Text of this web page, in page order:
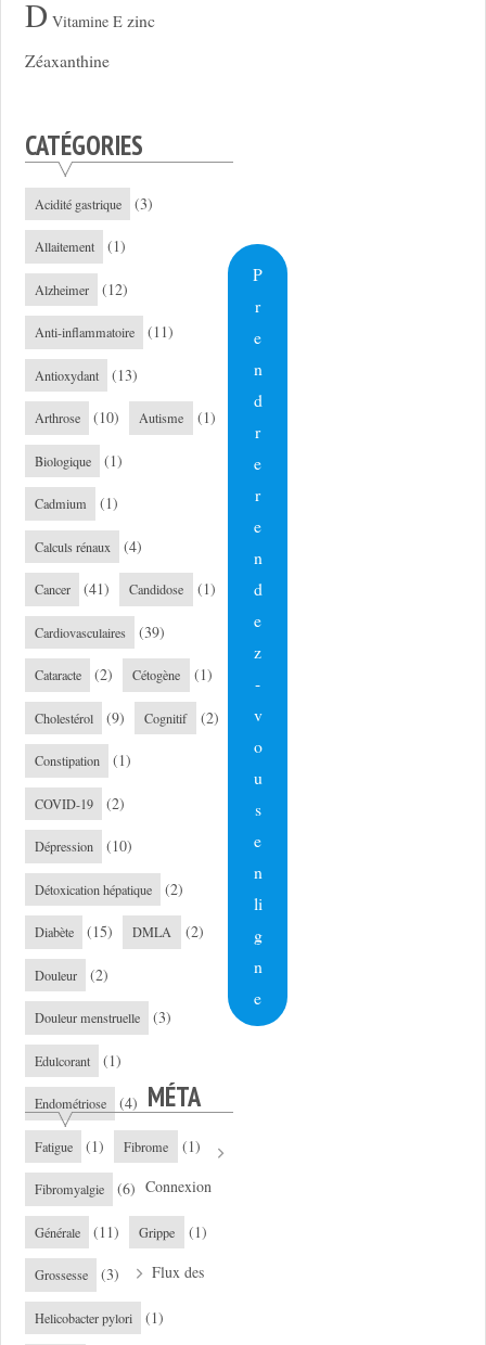
D Vitamine E zinc
Zéaxanthine
CATÉGORIES
Acidité gastrique (3)
Allaitement (1)
Alzheimer (12)
Anti-inflammatoire (11)
Antioxydant (13)
Arthrose (10) Autisme (1)
Biologique (1)
Cadmium (1)
Calculs rénaux (4)
Cancer (41) Candidose (1)
Cardiovasculaires (39)
Cataracte (2) Cétogène (1)
Cholestérol (9) Cognitif (2)
Constipation (1)
COVID-19 (2)
Dépression (10)
Détoxication hépatique (2)
Diabète (15) DMLA (2)
Douleur (2)
Douleur menstruelle (3)
Edulcorant (1)
Endométriose (4)
Fatigue (1) Fibrome (1)
Fibromyalgie (6)
Générale (11) Grippe (1)
Grossesse (3)
Helicobacter pylori (1)
P
r
e
n
d
r
e
r
e
n
d
e
z
-
v
o
u
s
e
n
li
g
n
e
MÉTA
Connexion
Flux des